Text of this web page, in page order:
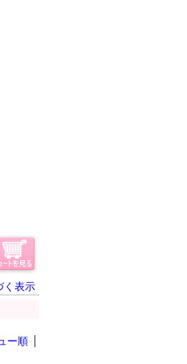
く表示
ー順